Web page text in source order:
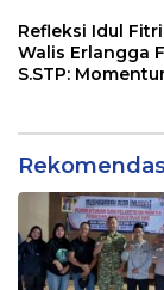
Refleksi Idul
Walis Erlangga
S.STP: